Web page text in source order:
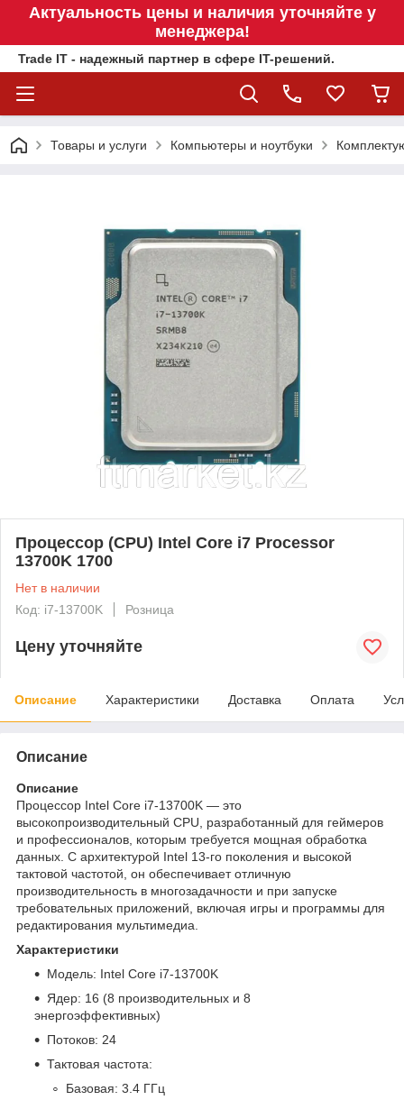
Актуальность цены и наличия уточняйте у
менеджера!
Trade IT - надежный партнер в сфере IT-решений.
Товары и услуги Компьютеры и ноутбуки
Процессор (CPU) Intel Core i7 Processor
13700K 1700
Нет в наличии
Код: i7-13700K
Розница
Цену уточняйте
Описание Характеристики Доставка Оплата
Описание
Описание
Процессор Intel Core i7-13700K — это
высокопроизводительный CPU, разработанный для геймеров
и профессионалов, которым требуется мощная обработка
данных. С архитектурой Intel 13-го поколения и высокой
тактовой частотой, он обеспечивает отличную
производительность в многозадачности и при запуске
требовательных приложений, включая игры и программы для
редактирования мультимедиа.
Характеристики
Модель: Intel Core i7-13700K
Ядер: 16 (8 производительных и 8
энергоэффективных)
Потоков: 24
Тактовая частота:
Базовая: 3.4 ГГц